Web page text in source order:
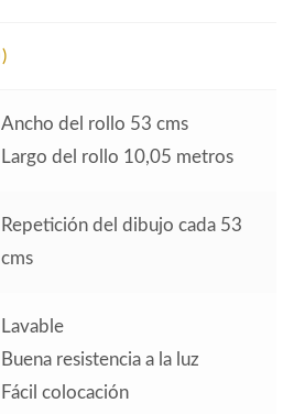
Ancho del rollo 53 cms
Largo del rollo 10,05 metros
Repetición del dibujo cada 53
cms
Lavable
Buena resistencia a la luz
Fácil colocación